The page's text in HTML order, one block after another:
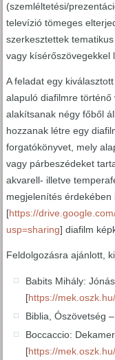
(szemléltetési/
televízió tömeges
szerkesztettek
vagy kísérőszövegekkel
A feladat egy
alapuló diafilmre történő
alakítsanak négy főből
hozzanak létre egy
forgatókönyvet, mely
vagy párbeszédeket
akvarell- illetve
megjelenítés
[https://
usp=sharing] diafilm
Feldolgozásra ajánlott,
Babits Mihály:
[https://
Biblia, Ószövetség
Boccaccio:
[https://